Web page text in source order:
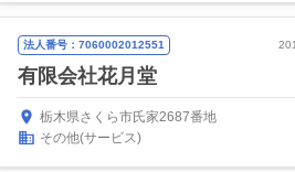
法人番号：7060002012551
有限会社花月堂
栃木県さくら市氏家2687番地
その他(サービス)